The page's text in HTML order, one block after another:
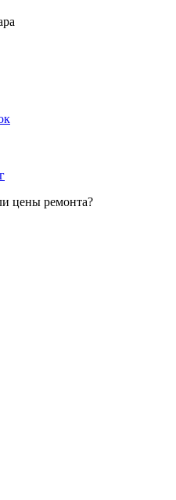
цены ремонта?